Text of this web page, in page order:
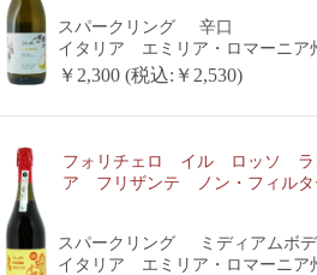
スパークリング
辛口
イタリア エミリア・ロマーニア
￥2,300 (税込:￥2,530)
フォリチェロ イル ロッソ ラ
ア フリザンテ ノン・フィルタ
スパークリング
ミディアムボ
イタリア エミリア・ロマーニア